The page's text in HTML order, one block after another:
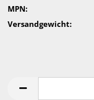
MPN:
Versandgewicht: